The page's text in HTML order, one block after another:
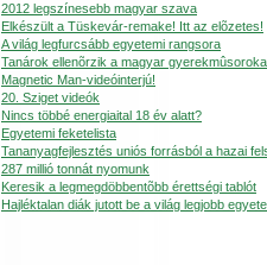
2012 legszínesebb magyar szava
Elkészült a Tüskevár-remake! Itt az elõzetes!
A világ legfurcsább egyetemi rangsora
Tanárok ellenõrzik a magyar
Magnetic Man-videóinterjú!
20. Sziget videók
Nincs többé energiaital 18 év alatt?
Egyetemi feketelista
Tananyagfejlesztés uniós forrásból a hazai
287 millió tonnát nyomunk
Keresik a legmegdöbbentõbb érettségi tablót
Hajléktalan diák jutott be a világ legjobb